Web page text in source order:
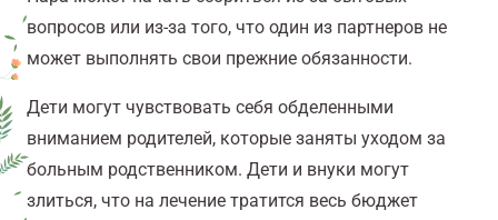
вопросов или из-за того, что один из партнеров не
может выполнять свои прежние обязанности.
Дети могут чувствовать себя обделенными
вниманием родителей, которые заняты уходом за
больным родственником. Дети и внуки могут
злиться, что на лечение тратится весь бюджет